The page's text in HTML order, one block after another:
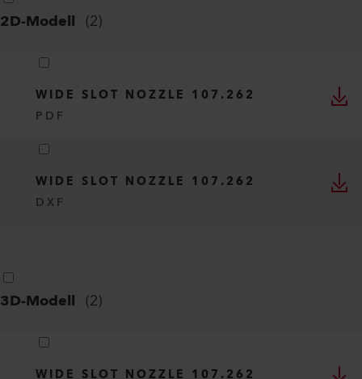
2D-Modell (2)
WIDE SLOT NOZZLE 107.262
PDF
WIDE SLOT NOZZLE 107.262
DXF
3D-Modell (2)
WIDE SLOT NOZZLE 107.262